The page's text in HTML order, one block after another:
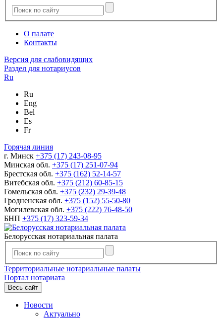
О палате
Контакты
Версия для слабовидящих
Раздел для нотариусов
Ru
Ru
Eng
Bel
Es
Fr
Горячая линия
г. Минск +375 (17) 243-08-95
Минская обл. +375 (17) 251-07-94
Брестская обл. +375 (162) 52-14-57
Витебская обл. +375 (212) 60-85-15
Гомельская обл. +375 (232) 29-39-48
Гродненская обл. +375 (152) 55-50-80
Могилевская обл. +375 (222) 76-48-50
БНП +375 (17) 323-59-34
Белорусская нотариальная палата
Территориальные нотариальные палаты
Портал нотариата
Весь сайт
Новости
Актуально